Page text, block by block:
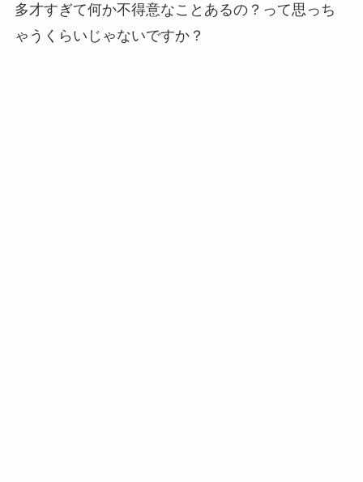
多才すぎて何か不得意なことあるの？って思っち
ゃうくらいじゃないですか？